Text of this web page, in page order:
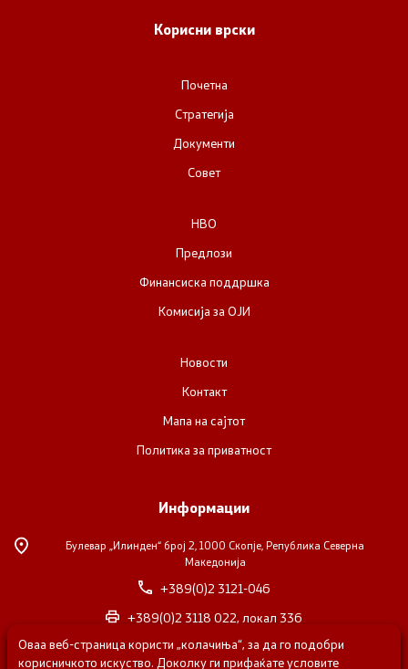
Корисни врски
Почетна
Стратегија
Документи
Совет
НВО
Предлози
Финансиска поддршка
Комисија за ОЈИ
Новости
Контакт
Мапа на сајтот
Политика за приватност
Информации
Булевар „Илинден“ број 2, 1000 Скопје, Република Северна
Македонија
+389(0)2 3121-046
+389(0)2 3118 022, локал 336
nvosorabotka@gs.gov.mk
Оваа веб-страница користи „колачиња“, за да го подобри
корисничкото искуство. Доколку ги прифаќате условите